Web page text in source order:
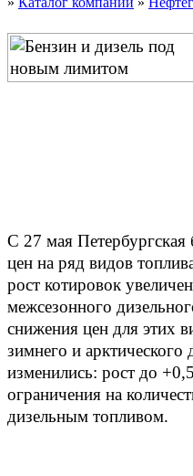
С 27 мая Петербургская
цен на ряд видов
рост котировок
межсезонного
снижения цен для этих
зимнего и
изменились: рост до
ограничения на
дизельным топливом.